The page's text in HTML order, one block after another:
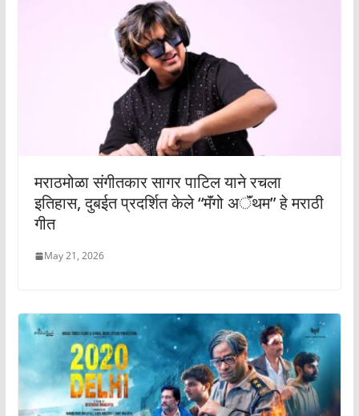
मराठमोळा संगीतकार सागर पाटिल याने रचला
इतिहास, दुबईत प्रदर्शित केले “मॅंगो अॅंथम” हे मराठी
गीत
May 21, 2026